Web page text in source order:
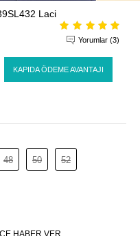
Laci
Yorumlar (3)
KAPIDA ÖDEME AVANTAJI
48 50 52
HABER VER